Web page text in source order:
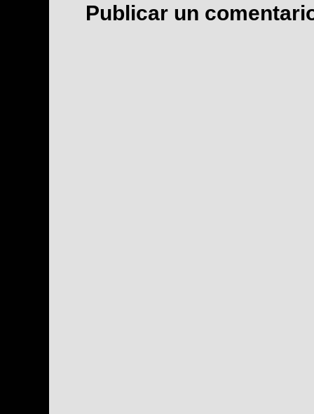
Publicar un